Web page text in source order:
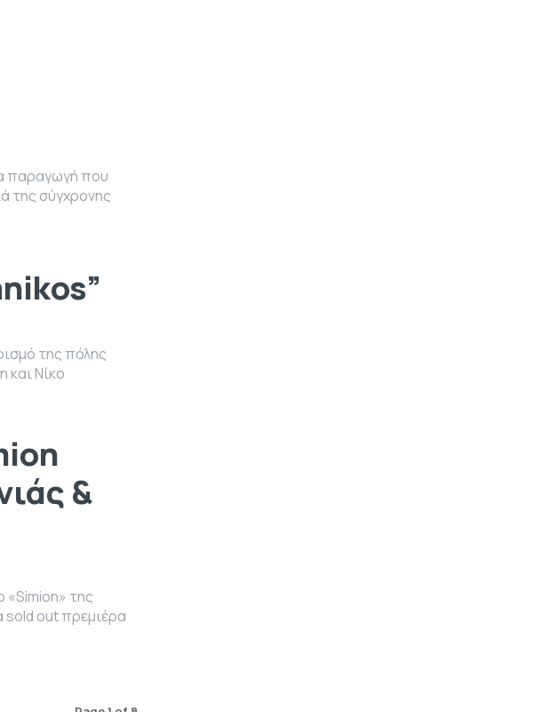
παραγωγή που
της σύγχρονης
και Νίκο
&
«Simion» της
sold out πρεμιέρα